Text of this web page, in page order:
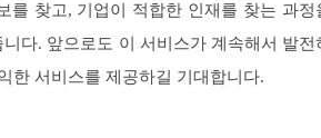
를 찾고, 기업이 적합한 인재를 찾는 과정
다. 앞으로도 이 서비스가 계속해서 발전
한 서비스를 제공하길 기대합니다.